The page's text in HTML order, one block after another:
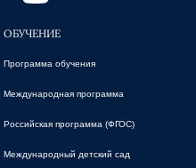
ОБУЧЕНИЕ
Программа обучения
Международная программа
Российская программа (ФГОС)
Международный детский сад